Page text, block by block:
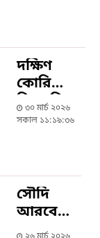
তরুণী
দক্ষিণ
কোরিয়া
বিএনপির
মহান
পূর্ণমিলন
অনুষ্ঠান
৩০ মার্চ ২০২৬
সকাল ১১:১৯:৩৬
সৌদি
আরবে
মহান